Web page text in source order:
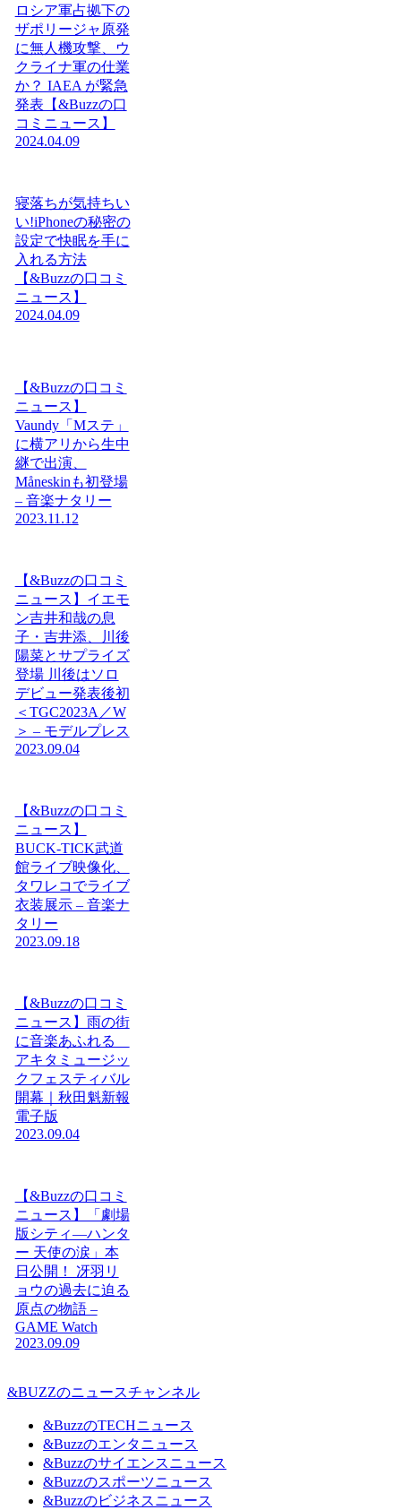
ロシア軍占拠下の
ザポリージャ原発
に無人機攻撃、ウ
クライナ軍の仕業
か？ IAEA が緊急
発表【&Buzzの口
コミニュース】
2024.04.09
寝落ちが気持ちい
い!iPhoneの秘密の
設定で快眠を手に
入れる方法
【&Buzzの口コミ
ニュース】
2024.04.09
【&Buzzの口コミ
ニュース】
Vaundy「Mステ」
に横アリから生中
継で出演、
Måneskinも初登場
– 音楽ナタリー
2023.11.12
【&Buzzの口コミ
ニュース】イエモ
ン吉井和哉の息
子・吉井添、川後
陽菜とサプライズ
登場 川後はソロ
デビュー発表後初
＜TGC2023A／W
＞ – モデルプレス
2023.09.04
【&Buzzの口コミ
ニュース】
BUCK-TICK武道
館ライブ映像化、
タワレコでライブ
衣装展示 – 音楽ナ
タリー
2023.09.18
【&Buzzの口コミ
ニュース】雨の街
に音楽あふれる
アキタミュージッ
クフェスティバル
開幕｜秋田魁新報
電子版
2023.09.04
【&Buzzの口コミ
ニュース】「劇場
版シティ―ハンタ
ー 天使の涙」本
日公開！ 冴羽リ
ョウの過去に迫る
原点の物語 –
GAME Watch
2023.09.09
&BUZZのニュースチャンネル
&BuzzのTECHニュース
&Buzzのエンタニュース
&Buzzのサイエンスニュース
&Buzzのスポーツニュース
&Buzzのビジネスニュース